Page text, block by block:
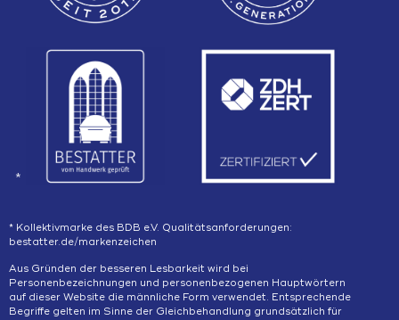
*
* Kollektivmarke des BDB e.V. Qualitätsanforderungen:
bestatter.de/markenzeichen
Aus Gründen der besseren Lesbarkeit wird bei
Personenbezeichnungen und personenbezogenen Hauptwörtern
auf dieser Website die männliche Form verwendet. Entsprechende
Begriffe gelten im Sinne der Gleichbehandlung grundsätzlich für